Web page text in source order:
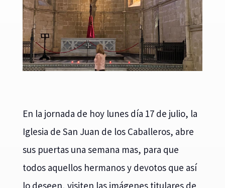
En la jornada de hoy lunes día 17 de julio, la
Iglesia de San Juan de los Caballeros, abre
sus puertas una semana mas, para que
todos aquellos hermanos y devotos que así
lo deseen, visiten las imágenes titulares de